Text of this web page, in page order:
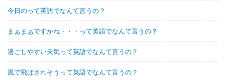
今日のって英語でなんて言うの？
まぁまぁですかね・・・って英語でなんて言うの？
過ごしやすい天気って英語でなんて言うの？
風で飛ばされそうって英語でなんて言うの？